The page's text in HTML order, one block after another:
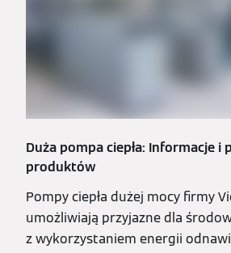
Duża pompa ciepła: Informacje i
produktów
Pompy ciepła dużej mocy firmy
umożliwiają przyjazne dla
z wykorzystaniem energii